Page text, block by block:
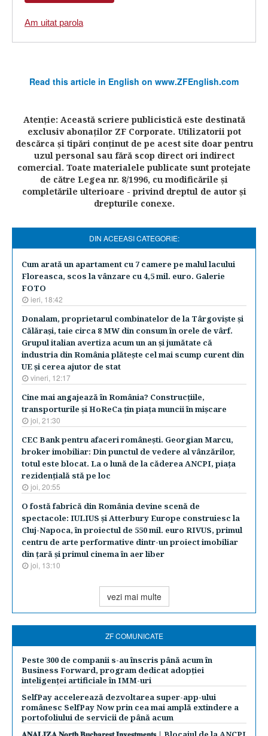
Am uitat parola
Read this article in English on www.ZFEnglish.com
Atenţie: Această scriere publicistică este destinată
exclusiv abonaţilor ZF Corporate. Utilizatorii pot
descărca şi tipări conţinut de pe acest site doar pentru
uzul personal sau fără scop direct ori indirect
comercial. Toate materialele publicate sunt protejate
de către Legea nr. 8/1996, cu modificările şi
completările ulterioare - privind dreptul de autor şi
drepturile conexe.
DIN ACEEASI CATEGORIE:
Cum arată un apartament cu 7 camere pe malul lacului
Floreasca, scos la vânzare cu 4,5 mil. euro. Galerie
FOTO
ieri, 18:42
Donalam, proprietarul combinatelor de la Târgovişte şi
Călăraşi, taie circa 8 MW din consum în orele de vârf.
Grupul italian avertiza acum un an şi jumătate că
industria din România plăteşte cel mai scump curent din
UE şi cerea ajutor de stat
vineri, 12:17
Cine mai angajează în România? Construcţiile,
transporturile şi HoReCa ţin piaţa muncii în mişcare
joi, 21:30
CEC Bank pentru afaceri româneşti. Georgian Marcu,
broker imobiliar: Din punctul de vedere al vânzărilor,
totul este blocat. La o lună de la căderea ANCPI, piaţa
rezidenţială stă pe loc
joi, 20:55
O fostă fabrică din România devine scenă de
spectacole: IULIUS şi Atterbury Europe construiesc la
Cluj-Napoca, în proiectul de 550 mil. euro RIVUS, primul
centru de arte performative dintr-un proiect imobiliar
din ţară şi primul cinema în aer liber
joi, 13:10
vezi mai multe
ZF COMUNICATE
Peste 300 de companii s-au înscris până acum în
Business Forward, program dedicat adopției
inteligenței artificiale în IMM-uri
SelfPay accelerează dezvoltarea super-app-ului
românesc SelfPay Now prin cea mai amplă extindere a
portofoliului de servicii de până acum